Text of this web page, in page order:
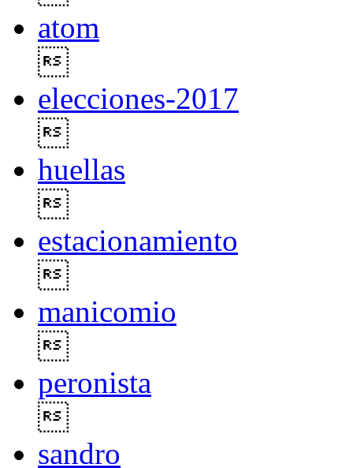
atom
elecciones-2017
huellas
estacionamiento
manicomio
peronista
sandro